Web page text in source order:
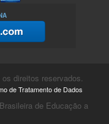
direitos reservados.
de Tratamento de Dados
de Educação a